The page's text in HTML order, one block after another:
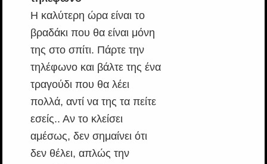
Η καλύτερη ώρα είναι το
βραδάκι που θα είναι μόνη
της στο σπίτι. Πάρτε την
τηλέφωνο και βάλτε της ένα
τραγούδι που θα λέει
πολλά, αντί να της τα πείτε
εσείς.. Αν το κλείσει
αμέσως, δεν σημαίνει ότι
δεν θέλει, απλώς την